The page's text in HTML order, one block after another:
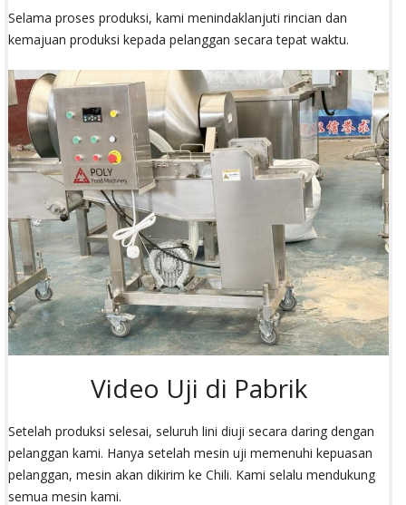
Selama proses produksi, kami menindaklanjuti rincian dan
kemajuan produksi kepada pelanggan secara tepat waktu.
Video Uji di Pabrik
Setelah produksi selesai, seluruh lini diuji secara daring dengan
pelanggan kami. Hanya setelah mesin uji memenuhi kepuasan
pelanggan, mesin akan dikirim ke Chili. Kami selalu mendukung
semua mesin kami.